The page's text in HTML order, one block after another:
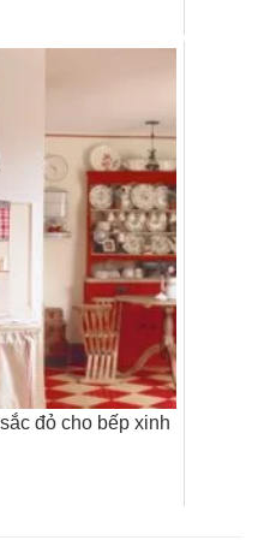
đỏ cho bếp xinh